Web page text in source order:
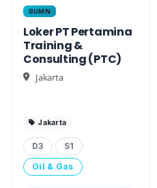
BUMN
Loker PT Pertamina
Training &
Consulting (PTC)
Jakarta
Jakarta
D3
S1
Oil & Gas